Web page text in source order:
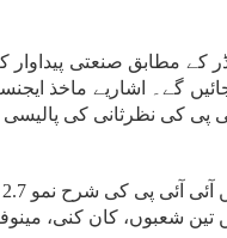
گے۔ اشاریے ماخذ
پی کی نظرثانی کی